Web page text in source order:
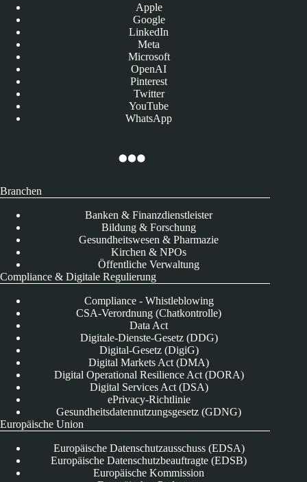
Apple
Google
LinkedIn
Meta
Microsoft
OpenAI
Pinterest
Twitter
YouTube
WhatsApp
Branchen
Banken & Finanzdienstleister
Bildung & Forschung
Gesundheitswesen & Pharmazie
Kirchen & NPOs
Öffentliche Verwaltung
Compliance & Digitale Regulierung
Compliance - Whistleblowing
CSA-Verordnung (Chatkontrolle)
Data Act
Digitale-Dienste-Gesetz (DDG)
Digital-Gesetz (DigiG)
Digital Markets Act (DMA)
Digital Operational Resilience Act (DORA)
Digital Services Act (DSA)
ePrivacy-Richtlinie
Gesundheitsdatennutzungsgesetz (GDNG)
Europäische Union
Europäische Datenschutzausschuss (EDSA)
Europäische Datenschutzbeauftragte (EDSB)
Europäische Kommission